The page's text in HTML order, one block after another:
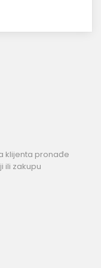
klijenta pronađe
ili zakupu